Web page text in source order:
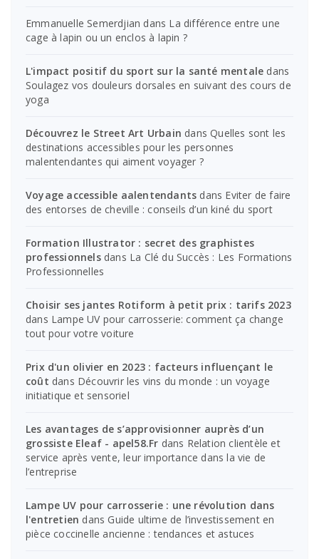
Emmanuelle Semerdjian dans La différence entre une
cage à lapin ou un enclos à lapin ?
L'impact positif du sport sur la santé mentale dans
Soulagez vos douleurs dorsales en suivant des cours de
yoga
Découvrez le Street Art Urbain dansQuelles sont les
destinations accessibles pour les personnes
malentendantes qui aiment voyager ?
Voyage accessible aalentendants dans Eviter de faire
des entorses de cheville : conseils d’un kiné du sport
Formation Illustrator : secret des graphistes
professionnelsdans La Clé du Succès : Les Formations
Professionnelles
Choisir ses jantes Rotiform à petit prix : tarifs 2023
dans Lampe UV pour carrosserie: comment ça change
tout pour votre voiture
Prix d'un olivier en 2023 : facteurs influençant le
coût dans Découvrir les vins du monde : un voyage
initiatique et sensoriel
Les avantages de s’approvisionner auprès d’un
grossiste Eleaf - apel58.Fr dans Relation clientèle et
service après vente, leur importance dans la vie de
l’entreprise
Lampe UV pour carrosserie : une révolution dans
l'entretien dans Guide ultime de l’investissement en
pièce coccinelle ancienne : tendances et astuces